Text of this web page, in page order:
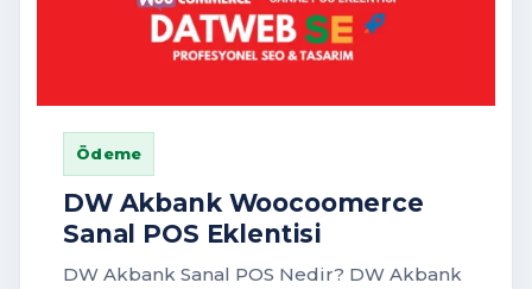
Ödeme
DW Akbank Woocoomerce
Sanal POS Eklentisi
DW Akbank Sanal POS Nedir? DW Akbank